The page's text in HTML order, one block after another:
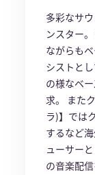
多彩なサ
ンスター
ながらも
シストと
の様なベ
求。 また
ラ)】では
するなど
ューサー
の音楽配